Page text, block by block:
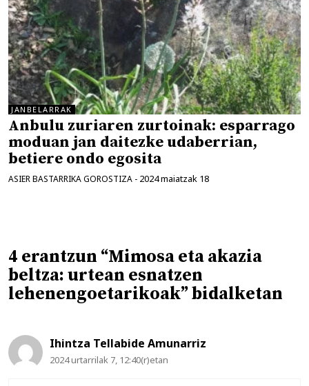
JANBELARRAK
Anbulu zuriaren zurtoinak: esparrago
moduan jan daitezke udaberrian,
betiere ondo egosita
ASIER BASTARRIKA GOROSTIZA - 2024 maiatzak 18
4 erantzun “Mimosa eta akazia
beltza: urtean esnatzen
lehenengoetarikoak” bidalketan
Ihintza Tellabide Amunarriz
2024 urtarrilak 7, 12:40(r)etan